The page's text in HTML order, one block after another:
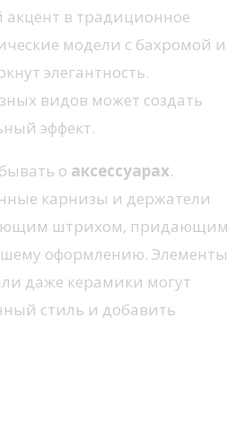
в традиционное
модели с бахромой и
элегантность.
видов может создать
эффект.
о аксессуарах.
карнизы и держатели
штрихом, придающим
оформлению. Элементы
даже керамики могут
стиль и добавить